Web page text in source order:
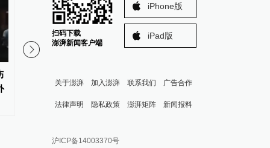
癌，医美机构：手术不可能引发
癌症，建议走司法途径
会召开年度会议
扫码下载
澎湃新闻客户端
iPhone版
iPad版
关于澎湃 加入澎湃 联系我们 广告合作
法律声明 隐私政策 澎湃矩阵
澎湃新闻公众号
新闻报料
报料邮箱: news@thepaper.cn
沪ICP备14003370号